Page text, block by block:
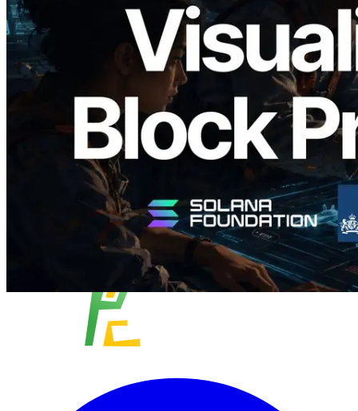
Validators Solutions ra mắt Solana Block
Analyzer — Trực quan hóa thời gian tạo
block và validator phụ trách theo từng
slot
Đọc bài viết này